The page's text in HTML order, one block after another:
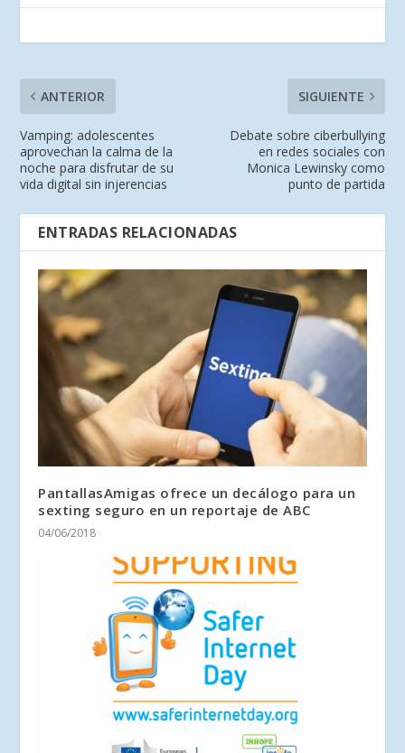
ANTERIOR
Vamping: adolescentes
aprovechan la calma de la
noche para disfrutar de su
vida digital sin injerencias
SIGUIENTE
Debate sobre ciberbullying
en redes sociales con
Monica Lewinsky como
punto de partida
ENTRADAS RELACIONADAS
PantallasAmigas ofrece un decálogo para un
sexting seguro en un reportaje de ABC
04/06/2018